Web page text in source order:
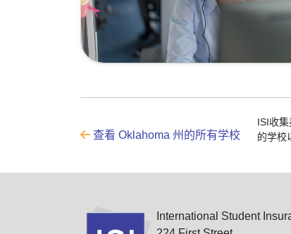
查看 Oklahoma 州的所有学校
ISI收
的学校
International Student